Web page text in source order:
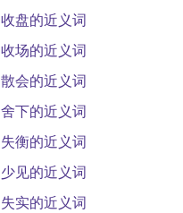
收盘的近义词
收场的近义词
散会的近义词
舍下的近义词
失衡的近义词
少见的近义词
失实的近义词